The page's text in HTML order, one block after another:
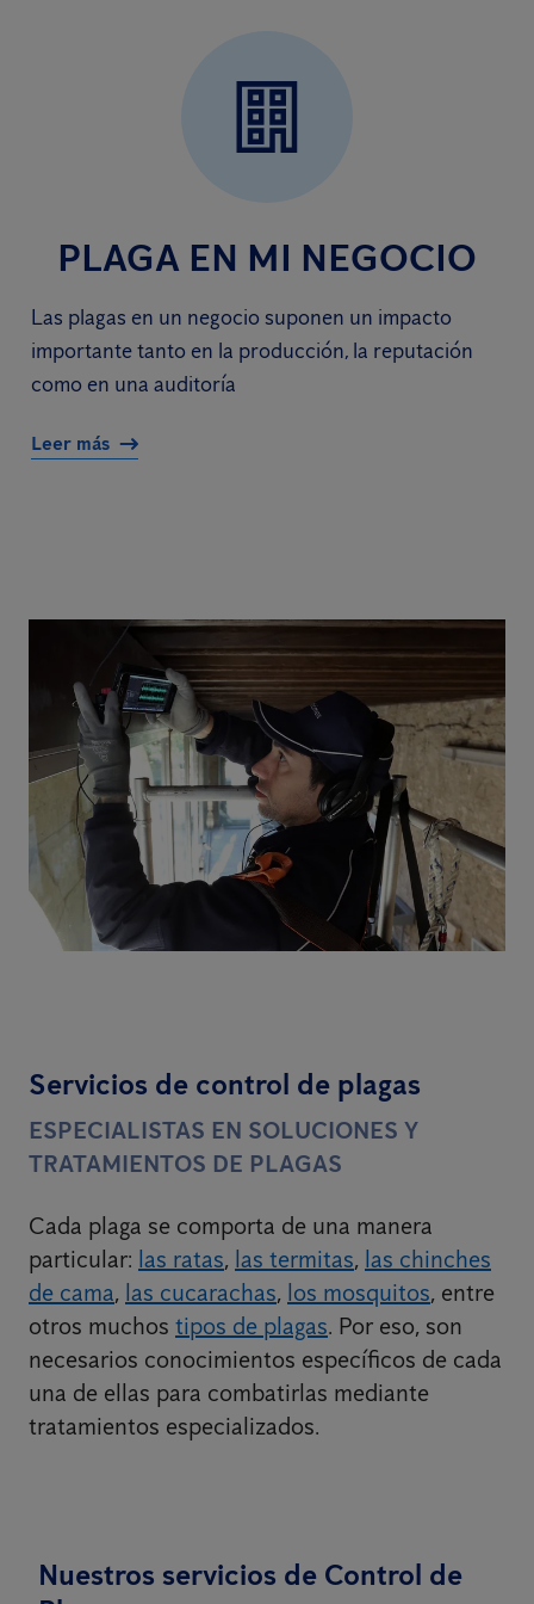
PLAGA EN MI NEGOCIO
Las plagas en un negocio suponen un impacto
importante tanto en la producción, la reputación
como en una auditoría
Leer más
Servicios de control de plagas
ESPECIALISTAS EN SOLUCIONES Y
TRATAMIENTOS DE PLAGAS
Cada plaga se comporta de una manera
particular: las ratas, las termitas, las chinches
de cama, las cucarachas, los mosquitos, entre
otros muchos tipos de plagas. Por eso, son
necesarios conocimientos específicos de cada
una de ellas para combatirlas mediante
tratamientos especializados.
Nuestros servicios de Control de